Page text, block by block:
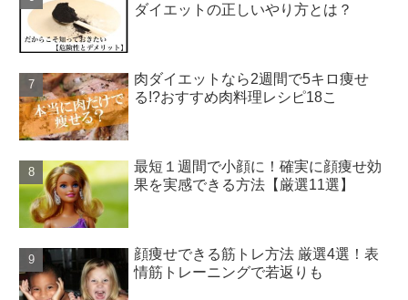
ダイエットの正しいやり方とは？
肉ダイエットなら2週間で5キロ痩せ
る!?おすすめ肉料理レシピ18こ
最短１週間で小顔に！確実に顔痩せ効
果を実感できる方法【厳選11選】
顔痩せできる筋トレ方法 厳選4選！表
情筋トレーニングで若返りも